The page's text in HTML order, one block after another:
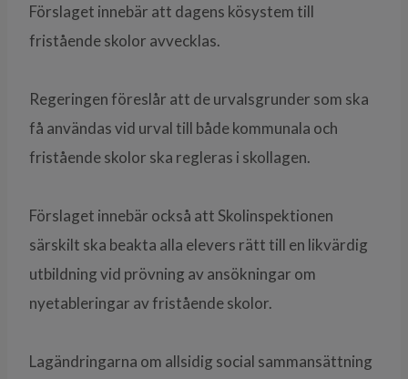
Förslaget innebär att dagens kösystem till
fristående skolor avvecklas.
Regeringen föreslår att de urvalsgrunder som ska
få användas vid urval till både kommunala och
fristående skolor ska regleras i skollagen.
Förslaget innebär också att Skolinspektionen
särskilt ska beakta alla elevers rätt till en likvärdig
utbildning vid prövning av ansökningar om
nyetableringar av fristående skolor.
Lagändringarna om allsidig social sammansättning